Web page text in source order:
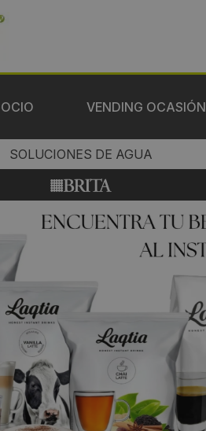
VENDING OCASIÓN
SOLUCIONES DE AGUA